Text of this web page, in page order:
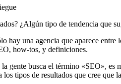
¿Algún tipo de tendencia que
hay una agencia que aparece
how-tos, y definiciones.
gente busca el término «SEO»,
tipos de resultados que cree que